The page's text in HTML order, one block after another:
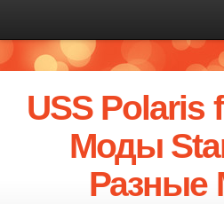
USS Polaris
Моды